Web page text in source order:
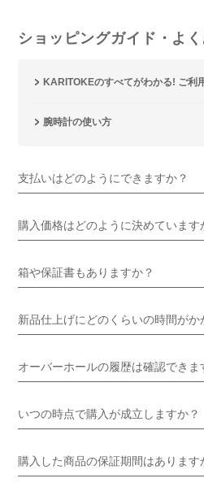
ショッピングガイド・よ
KARITOKEのすべてがわかる! ご利
腕時計の使い方
支払いはどのようにできますか？
購入価格はどのように決めています
箱や保証書もありますか？
新品仕上げにどのくらいの時間がか
オーバーホールの履歴は確認できま
いつの時点で購入が成立しますか？
購入した商品の保証期間はあります